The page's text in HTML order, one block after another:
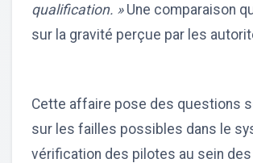
qualification. »Une comparaison
sur la gravité perçue par les
Cette affaire pose des questions
sur les failles possibles dans le
vérification des pilotes au sein